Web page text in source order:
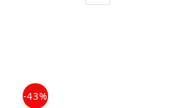
-43%